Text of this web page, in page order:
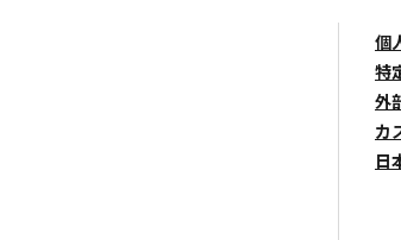
個
特
外
カ
日